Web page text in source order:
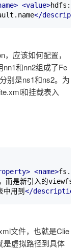
<value>hdfs://
</
应该如何配置，
和nn2组成了Fe
别是ns1和ns2。为
和挂载表入
<name>
而是新引入的viewfs
用到
</
文件，也就是Clie
是虚拟路径到具体